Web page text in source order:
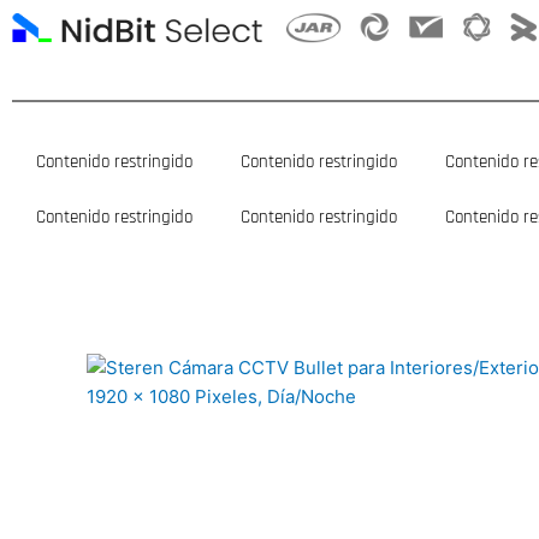
al
Contenido restringido Contenido restringido Contenido
Contenido restringido Contenido restringido Contenido